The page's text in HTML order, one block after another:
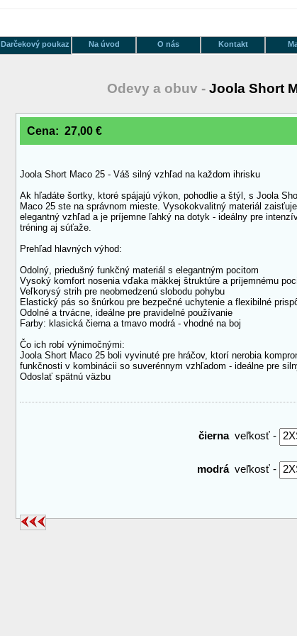
Kontakt
O nás
Na úvod
Darčekový poukaz
Odevy a obuv - Joola Short
Cena: 27,00 €
Joola Short Maco 25 - Váš silný vzhľad na každom ihrisku
Ak hľadáte šortky, ktoré spájajú výkon, pohodlie a štýl, s Joola
Maco 25 ste na správnom mieste. Vysokokvalitný materiál zaisťuje
elegantný vzhľad a je príjemne ľahký na dotyk - ideálny pre
tréning aj súťaže.
Prehľad hlavných výhod:
Odolný, priedušný funkčný materiál s elegantným pocitom
Vysoký komfort nosenia vďaka mäkkej štruktúre a príjemnému
Veľkorysý strih pre neobmedzenú slobodu pohybu
Elastický pás so šnúrkou pre bezpečné uchytenie a flexibilné
Odolné a trvácne, ideálne pre pravidelné používanie
Farby: klasická čierna a tmavo modrá - vhodné na boj
Čo ich robí výnimočnými:
Joola Short Maco 25 boli vyvinuté pre hráčov, ktorí nerobia
funkčnosti v kombinácii so suverénnym vzhľadom - ideálne pre
Odoslať spätnú väzbu
čierna veľkosť -
modrá veľkosť -